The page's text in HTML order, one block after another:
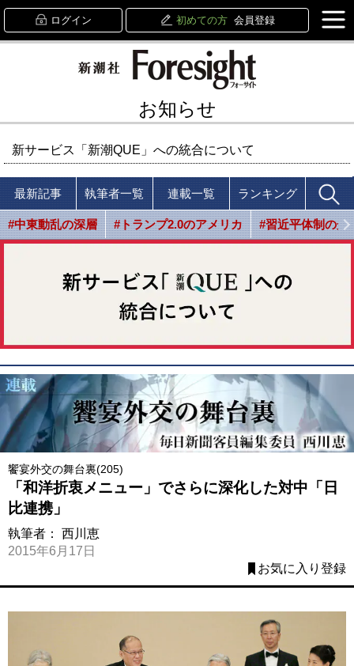
ログイン 初めての方 会員登録
お知らせ
新サービス「新潮QUE」への統合について
最新記事 執筆者一覧 連載一覧 ランキング
#中東動乱の深層 #トランプ2.0のアメリカ #習近平体制の光
饗宴外交の舞台裏(205)
「和洋折衷メニュー」でさらに深化した対中「日
比連携」
執筆者： 西川恵
2015年6月17日
お気に入り登録